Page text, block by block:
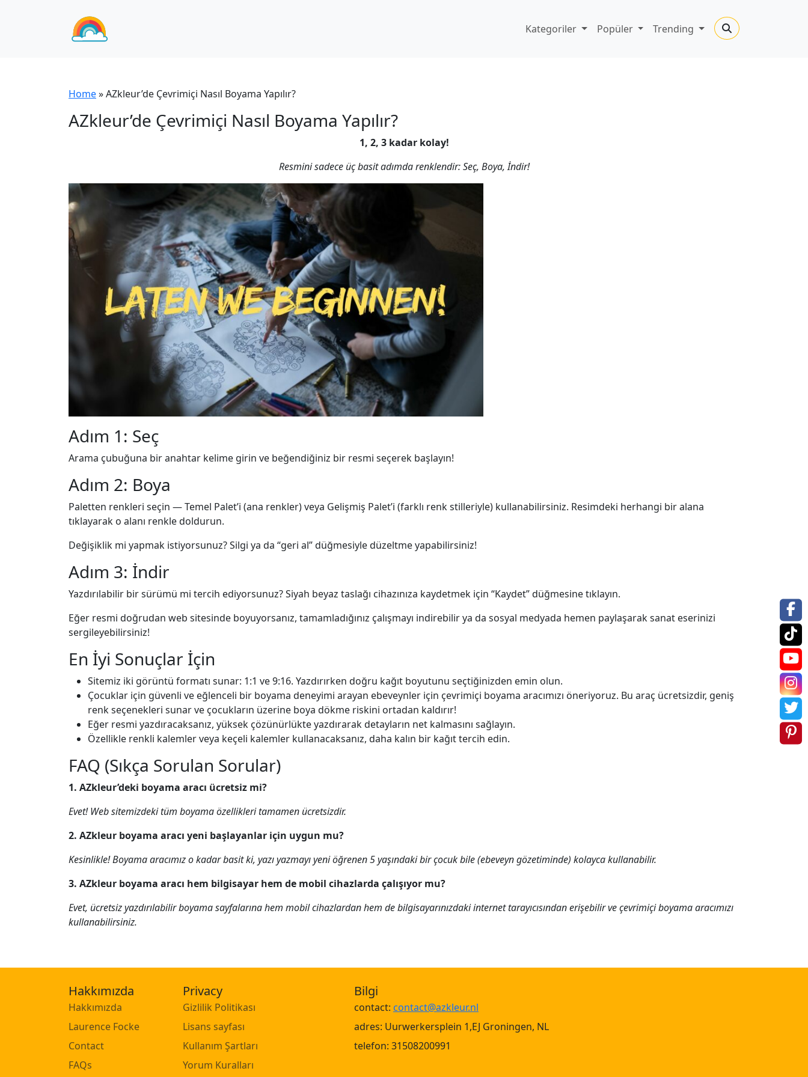
Kategoriler Popüler Trending
Home»AZkleur’de Çevrimiçi Nasıl Boyama Yapılır?
AZkleur’de Çevrimiçi Nasıl Boyama Yapılır?
1, 2, 3 kadar kolay!
Resmini sadece üç basit adımda renklendir: Seç, Boya, İndir!
Adım 1: Seç
Arama çubuğuna bir anahtar kelime girin ve beğendiğiniz bir resmi seçerek başlayın!
Adım 2: Boya
Paletten renkleri seçin — Temel Palet’i (ana renkler) veya Gelişmiş Palet’i (farklı renk stilleriyle) kullanabilirsiniz. Resimdeki herhangi bir alana
tıklayarak o alanı renkle doldurun.
Değişiklik mi yapmak istiyorsunuz? Silgi ya da “geri al” düğmesiyle düzeltme yapabilirsiniz!
Adım 3: İndir
Yazdırılabilir bir sürümü mi tercih ediyorsunuz? Siyah beyaz taslağı cihazınıza kaydetmek için “Kaydet” düğmesine tıklayın.
Eğer resmi doğrudan web sitesinde boyuyorsanız, tamamladığınız çalışmayı indirebilir ya da sosyal medyada hemen paylaşarak sanat eserinizi
sergileyebilirsiniz!
En İyi Sonuçlar İçin
Sitemiz iki görüntü formatı sunar: 1:1 ve 9:16. Yazdırırken doğru kağıt boyutunu seçtiğinizden emin olun.
Çocuklar için güvenli ve eğlenceli bir boyama deneyimi arayan ebeveynler için çevrimiçi boyama aracımızı öneriyoruz. Bu araç ücretsizdir, geniş
renk seçenekleri sunar ve çocukların üzerine boya dökme riskini ortadan kaldırır!
Eğer resmi yazdıracaksanız, yüksek çözünürlükte yazdırarak detayların net kalmasını sağlayın.
Özellikle renkli kalemler veya keçeli kalemler kullanacaksanız, daha kalın bir kağıt tercih edin.
FAQ (Sıkça Sorulan Sorular)
1. AZkleur’deki boyama aracı ücretsiz mi?
Evet! Web sitemizdeki tüm boyama özellikleri tamamen ücretsizdir.
2. AZkleur boyama aracı yeni başlayanlar için uygun mu?
Kesinlikle! Boyama aracımız o kadar basit ki, yazı yazmayı yeni öğrenen 5 yaşındaki bir çocuk bile (ebeveyn gözetiminde) kolayca kullanabilir.
3. AZkleur boyama aracı hem bilgisayar hem de mobil cihazlarda çalışıyor mu?
Evet, ücretsiz yazdırılabilir boyama sayfalarına hem mobil cihazlardan hem de bilgisayarınızdaki internet tarayıcısından erişebilir ve çevrimiçi boyama aracımızı
kullanabilirsiniz.
Hakkımızda
Hakkımızda
Laurence Focke
Contact
FAQs
Privacy
Gizlilik Politikası
Lisans sayfası
Kullanım Şartları
Yorum Kuralları
Bilgi
contact: contact@azkleur.nl
adres: Uurwerkersplein 1,EJ Groningen, NL
telefon: 31508200991